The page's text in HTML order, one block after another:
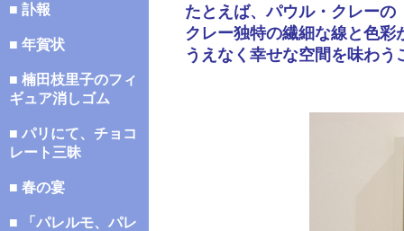
■ 訃報
■ 年賀状
■ 楠田枝里子のフィ
ギュア消しゴム
■ パリにて、チョコ
レート三昧
■ 春の宴
■ 「パレルモ、パレ
たとえば、パウル・クレーの
クレー独特の繊細な線と色
うえなく幸せな空間を味わう